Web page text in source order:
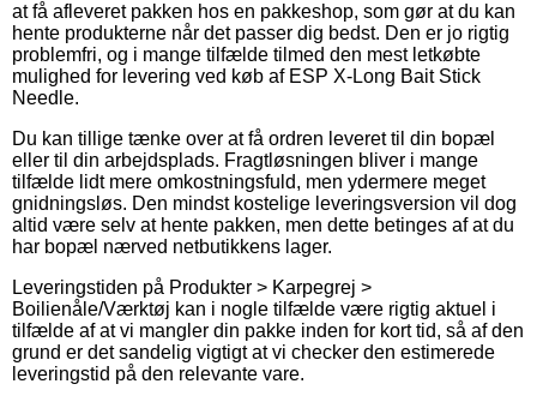
at få afleveret pakken hos en pakkeshop, som gør at du kan
hente produkterne når det passer dig bedst. Den er jo rigtig
problemfri, og i mange tilfælde tilmed den mest letkøbte
mulighed for levering ved køb af ESP X-Long Bait Stick
Needle.
Du kan tillige tænke over at få ordren leveret til din bopæl
eller til din arbejdsplads. Fragtløsningen bliver i mange
tilfælde lidt mere omkostningsfuld, men ydermere meget
gnidningsløs. Den mindst kostelige leveringsversion vil dog
altid være selv at hente pakken, men dette betinges af at du
har bopæl nærved netbutikkens lager.
Leveringstiden på Produkter > Karpegrej >
Boilienåle/Værktøj kan i nogle tilfælde være rigtig aktuel i
tilfælde af at vi mangler din pakke inden for kort tid, så af den
grund er det sandelig vigtigt at vi checker den estimerede
leveringstid på den relevante vare.